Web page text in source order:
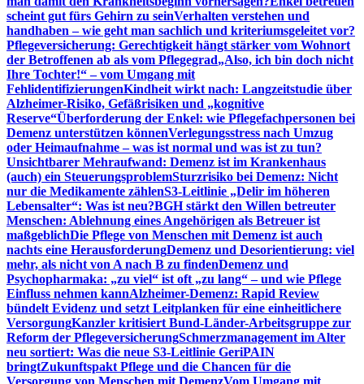
scheint gut fürs Gehirn zu seinVerhalten verstehen und
handhaben – wie geht man sachlich und kriteriumsgeleitet vor?
Pflegeversicherung: Gerechtigkeit hängt stärker vom Wohnort
der Betroffenen ab als vom Pflegegrad„Also, ich bin doch nicht
Ihre Tochter!“ – vom Umgang mit
FehlidentifizierungenKindheit wirkt nach: Langzeitstudie über
Alzheimer-Risiko, Gefäßrisiken und „kognitive
Reserve“Überforderung der Enkel: wie Pflegefachpersonen bei
Demenz unterstützen könnenVerlegungsstress nach Umzug
oder Heimaufnahme – was ist normal und was ist zu tun?
Unsichtbarer Mehraufwand: Demenz ist im Krankenhaus
(auch) ein SteuerungsproblemSturzrisiko bei Demenz: Nicht
nur die Medikamente zählenS3-Leitlinie „Delir im höheren
Lebensalter“: Was ist neu?BGH stärkt den Willen betreuter
Menschen: Ablehnung eines Angehörigen als Betreuer ist
maßgeblichDie Pflege von Menschen mit Demenz ist auch
nachts eine HerausforderungDemenz und Desorientierung: viel
mehr, als nicht von A nach B zu findenDemenz und
Psychopharmaka: „zu viel“ ist oft „zu lang“ – und wie Pflege
Einfluss nehmen kannAlzheimer-Demenz: Rapid Review
bündelt Evidenz und setzt Leitplanken für eine einheitlichere
VersorgungKanzler kritisiert Bund-Länder-Arbeitsgruppe zur
Reform der PflegeversicherungSchmerzmanagement im Alter
neu sortiert: Was die neue S3-Leitlinie GeriPAIN
bringtZukunftspakt Pflege und die Chancen für die
Versorgung von Menschen mit DemenzVom Umgang mit